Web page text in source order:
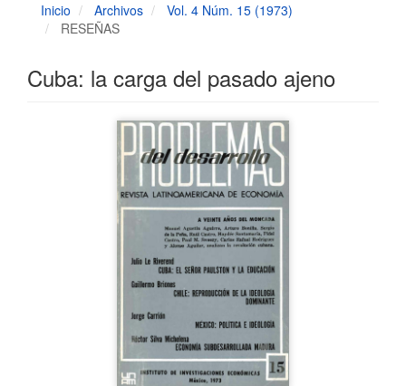
Inicio Archivos
Vol. 4 Núm. 15 (1973)
RESEÑAS
Cuba: la carga del pasado ajeno